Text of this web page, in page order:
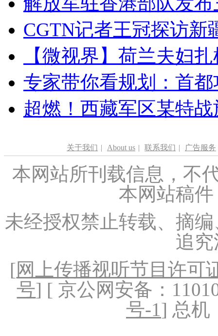
CGTN记者王冠探访新
【微视界】荷兰夫妇
专家带你看规划：首
超燃！西藏军区某特
关于我们 | About us | 联系我们 | 广告服务
本网站所刊载信息，不
本网站稿
未经授权禁止转载、摘
追
[网上传播视听节目许可
号] [ 京公网安备：
号-1] 总机